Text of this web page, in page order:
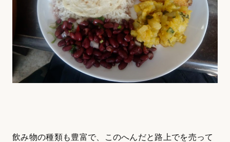
飲み物の種類も豊富で、このへんだと路上でを売って